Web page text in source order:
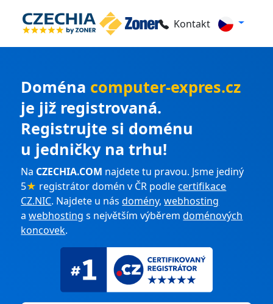
Kontakt
Doména computer-expres.cz
je již registrovaná.
Registrujte si doménu
u jedničky na trhu!
Na CZECHIA.COM najdete tu pravou. Jsme jediný
5★ registrátor domén v ČR podlecertifikace
CZ.NIC. Najdete u násdomény,webhosting
awebhosting s největším výběremdoménových
koncovek.